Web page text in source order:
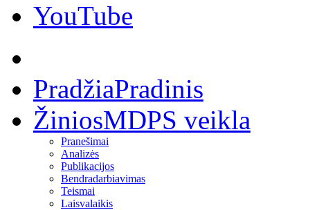
YouTube
PradžiaPradinis
ŽiniosMDPS veikla
Pranešimai
Analizės
Publikacijos
Bendradarbiavimas
Teismai
Laisvalaikis